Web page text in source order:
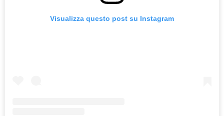
Visualizza questo post su Instagram